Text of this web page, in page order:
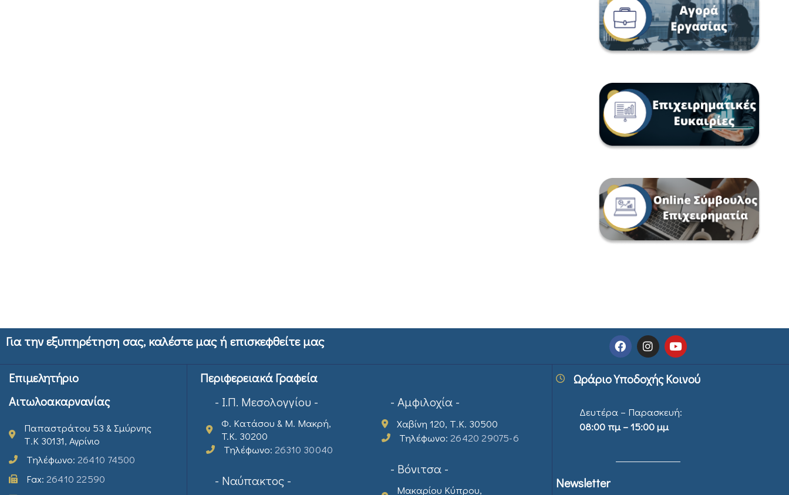
Για την εξυπηρέτηση σας, καλέστε μας ή επισκεφθείτε μας
Επιμελητήριο
Αιτωλοακαρνανίας
Παπαστράτου 53 & Σμύρνης
Τ.Κ 30131, Αγρίνιο
Τηλέφωνο: 26410 74500
Fax: 26410 22590
Περιφερειακά Γραφεία
- Ι.Π. Μεσολογγίου -
Φ. Κατάσου & Μ. Μακρή,
T.K. 30200
Τηλέφωνο: 26310 30040
- Ναύπακτος -
- Αμφιλοχία -
Χαβίνη 120, Τ.Κ. 30500
Τηλέφωνο:26420 29075-6
- Βόνιτσα -
Μακαρίου Κύπρου,
Ωράριο Υποδοχής Κοινού
Δευτέρα – Παρασκευή:
08:00 πμ – 15:00 μμ
Newsletter